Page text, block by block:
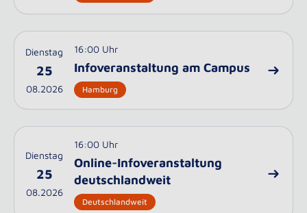
Dienstag
25
08.2026
16:00 Uhr
Infoveranstaltung am Campus
Hamburg
Dienstag
25
08.2026
16:00 Uhr
Online-Infoveranstaltung
deutschlandweit
Deutschlandweit